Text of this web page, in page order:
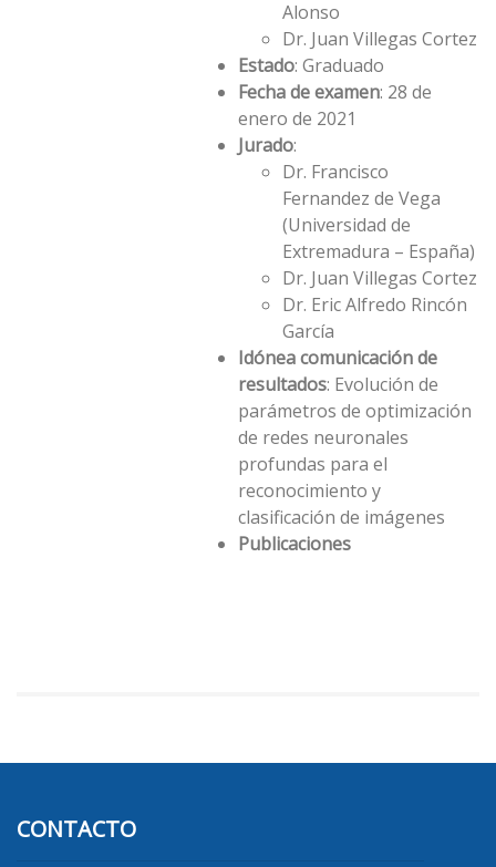
Alonso
Dr. Juan Villegas Cortez
Estado: Graduado
Fecha de examen: 28 de
enero de 2021
Jurado:
Dr. Francisco
Fernandez de Vega
(Universidad de
Extremadura – España)
Dr. Juan Villegas Cortez
Dr. Eric Alfredo Rincón
Garcí­a
Idónea comunicación de
resultados: Evolución de
parámetros de optimización
de redes neuronales
profundas para el
reconocimiento y
clasificación de imágenes
Publicaciones
CONTACTO